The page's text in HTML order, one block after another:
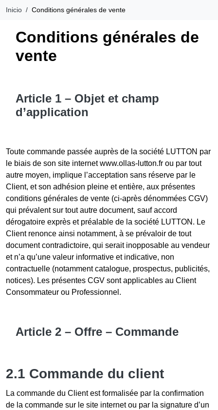
Inicio Conditions générales de vente
Conditions générales de
vente
Article 1 – Objet et champ
d’application
Toute commande passée auprès de la société LUTTON par
le biais de son site internet www.ollas-lutton.fr ou par tout
autre moyen, implique l’acceptation sans réserve par le
Client, et son adhésion pleine et entière, aux présentes
conditions générales de vente (ci-après dénommées CGV)
qui prévalent sur tout autre document, sauf accord
dérogatoire exprès et préalable de la société LUTTON. Le
Client renonce ainsi notamment, à se prévaloir de tout
document contradictoire, qui serait inopposable au vendeur
et n’a qu’une valeur informative et indicative, non
contractuelle (notamment catalogue, prospectus, publicités,
notices). Les présentes CGV sont applicables au Client
Consommateur ou Professionnel.
Article 2 – Offre – Commande
2.1 Commande du client
La commande du Client est formalisée par la confirmation
de la commande sur le site internet ou par la signature d’un